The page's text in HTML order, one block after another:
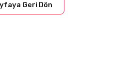
Geri Dön